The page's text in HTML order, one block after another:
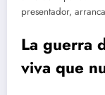
presentador,
La guerra
viva que